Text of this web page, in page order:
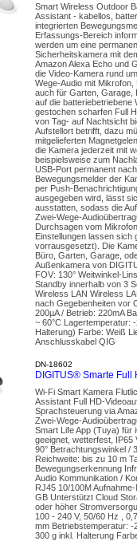
Smart Wireless Outdoor
Assistant - kabellos,
integrierten
Erfassungs-Bereich
werden um eine
Sicherheitskamera mit
Amazon Alexa Echo und
die Video-Kamera rund
Wege-Audio mit
auch für Garten, Garage,
auf die batteriebetriebene
gestochen scharfen Full
von Tag- auf Nachtsicht
Aufstellort betrifft, dazu
mitgelieferten
die Kamera jederzeit mit
beispielsweise zum
USB-Port permanent
Bewegungsmelder der
per Push-
ausgegeben wird, lässt
ausstatten, sodass die
Zwei-Wege-
Durchsagen vom
Einstellungen lassen sich
vorrausgesetzt). Die
Büro, Garten, Garage,
Außenkamera von
FOV: 130° Weitwinkel-
Standby innerhalb von 3
Wireless LAN Wireless
nach Gegebenheiten vor
200µA / Betrieb: 220mA
~ 60°C Lagertemperatur:
Halterung) Farbe: Weiß
Anschlusskabel QIG
DN-18602
DIGITUS® Smarte Full
Wi-Fi Smart Kamera
Assistant Full HD-
Sprachsteuerung via
Zwei-Wege-
Smart Life App (Tuya) für
geeignet, wetterfest, IP65
90° Betrachtungswinkel /
Reichweite: bis zu 10 m
Bewegungserkennung
Audio Kommunikation /
RJ45 10/100M
GB Unterstützt Cloud
oder höher
100 - 240 V, 50/60 Hz ,
mm Betriebstemperatur: -
300 g inkl. Halterung